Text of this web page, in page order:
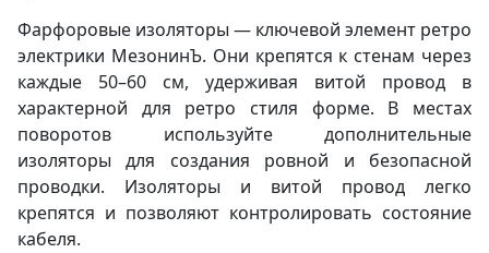
Фарфоровые изоляторы — ключевой элемент ретро
электрики МезонинЪ. Они крепятся к стенам через
каждые 50–60 см, удерживая витой провод в
характерной для ретро стиля форме. В местах
поворотов используйте дополнительные
изоляторы для создания ровной и безопасной
проводки. Изоляторы и витой провод легко
крепятся и позволяют контролировать состояние
кабеля.